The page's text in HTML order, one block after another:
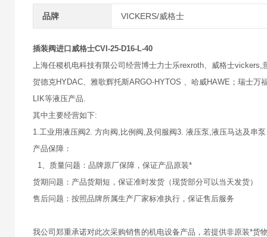
品牌 VICKERS/威格士
插装阀进口威格士CVI-25-D16-L-40
上海任稷机电科技有限公司经营博士力士乐rexroth、威格士
贺德克HYDAC、雅歌辉托斯ARGO-HYTOS 、哈威HAWE；瑞士
LIK等液压产品.
其中主要经营如下:
1.工业用液压阀2. 方向阀,比例阀,及伺服阀3. 液压泵,液压马达及串
产品保障：
1、质量问题：品牌原厂保障，保证产品原装*
货期问题：产品货期短，保证准时发货（现货部分可以当天发货）
售后问题：按照品牌所属生产厂家标准执行，保证售后服务
我公司郑重承诺对此次采购销售的机电设备产品，若提供非原装*